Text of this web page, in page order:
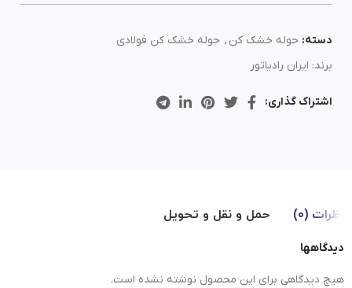
دسته: حوله خشک کن , حوله خشک کن فولادی
برند: ایران رادیاتور
اشتراک گذاری:
نظرات (0) حمل و نقل و تحویل
دیدگاهها
هیچ دیدگاهی برای این محصول نوشته نشده است.